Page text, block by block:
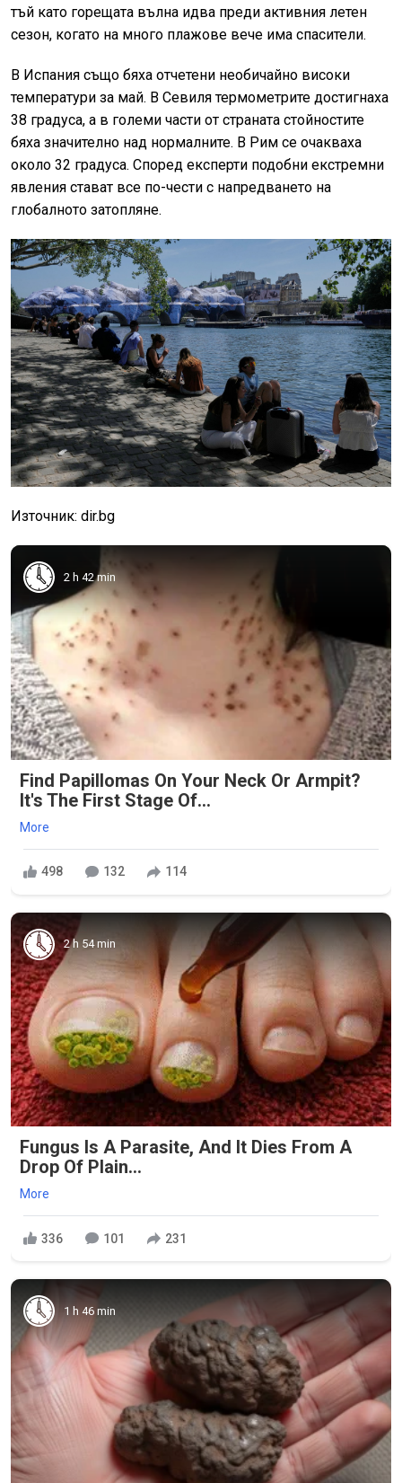
тъй като горещата вълна идва преди активния летен
сезон, когато на много плажове вече има спасители.
В Испания също бяха отчетени необичайно високи
температури за май. В Севиля термометрите достигнаха
38 градуса, а в големи части от страната стойностите
бяха значително над нормалните. В Рим се очакваха
около 32 градуса. Според експерти подобни екстремни
явления стават все по-чести с напредването на
глобалното затопляне.
Източник: dir.bg
2 h 42 min
Find Papillomas On Your Neck Or Armpit?
It's The First Stage Of...
More
498 132 114
2 h 54 min
Fungus Is A Parasite, And It Dies From A
Drop Of Plain...
More
336 101 231
1 h 46 min